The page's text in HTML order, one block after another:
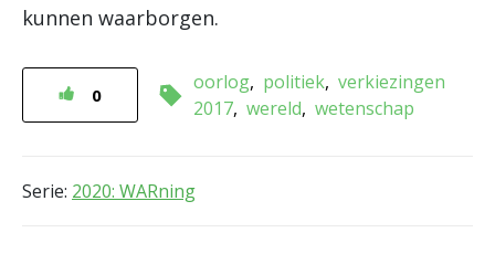
kunnen waarborgen.
0
oorlog politiek verkiezingen
2017 wereld wetenschap
Serie: 2020: WARning